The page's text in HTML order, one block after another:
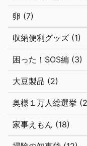
卵 (7)
収納便利グッズ (1)
困った！SOS編 (3)
大豆製品 (2)
奥様１万人総選挙
家事えもん (18)